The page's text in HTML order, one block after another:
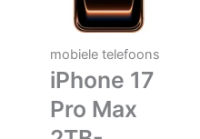
mobiele telefoons
iPhone 17
Pro Max